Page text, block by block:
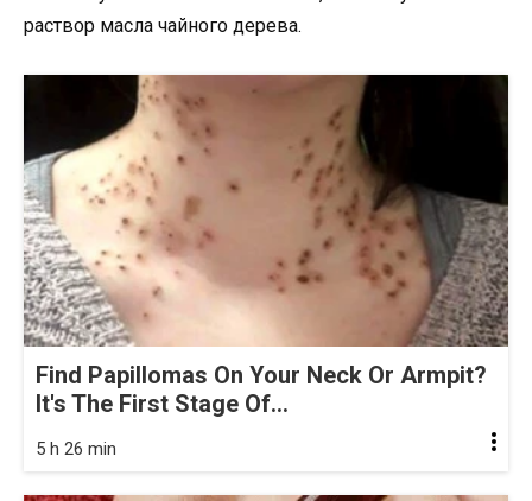
раствор масла чайного дерева.
Find Papillomas On Your Neck Or Armpit?
It's The First Stage Of...
5 h 26 min